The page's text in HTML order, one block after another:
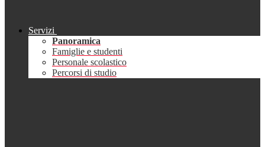
Servizi
Panoramica
Famiglie e studenti
Personale scolastico
Percorsi di studio